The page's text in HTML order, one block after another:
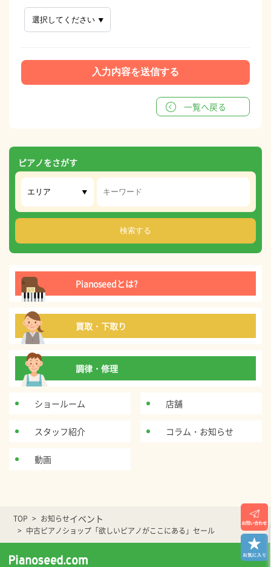
一覧へ戻る
ピアノをさがす
Pianoseedとは?
買取・下取り
調律・修理
ショールーム 店舗
スタッフ紹介 コラム・お知らせ
動画
TOP お知らせイベント
中古ピアノショップ「欲しいピアノがここにある」セール